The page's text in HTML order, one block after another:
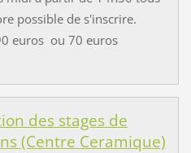
possible de s'inscrire.
euros ou 70 euros
des stages de
(Centre Ceramique)